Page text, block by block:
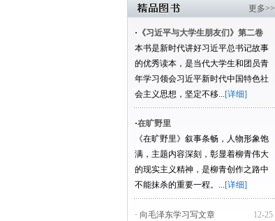
更多>>
· 《习近平与大学生朋友们》第二卷
本书是新时代讲好习近平总书记故事
的优秀读本，是当代大学生和团员青
年学习领会习近平新时代中国特色社
会主义思想，坚定不移...[详细]
·在旷野里
《在旷野里》叙事条畅，人物形象饱
满，主题内容深刻，彰显着柳青伟大
的现实主义精神，是柳青创作之路中
不能抹杀的重要一程。...[详细]
12-25
· 向毛泽东学习写文章